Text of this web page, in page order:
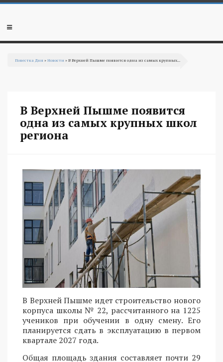
Перейти к основному содержанию
Мобильное
Повестка Дня »Новости » В Верхней Пышме появится одна из самых крупных...
В Верхней Пышме появится
одна из самых крупных школ
региона
В Верхней Пышме идет строительство нового
корпуса школы № 22, рассчитанного на 1225
учеников при обучении в одну смену. Его
планируется сдать в эксплуатацию в первом
квартале 2027 года.
Общая площадь здания составляет почти 29